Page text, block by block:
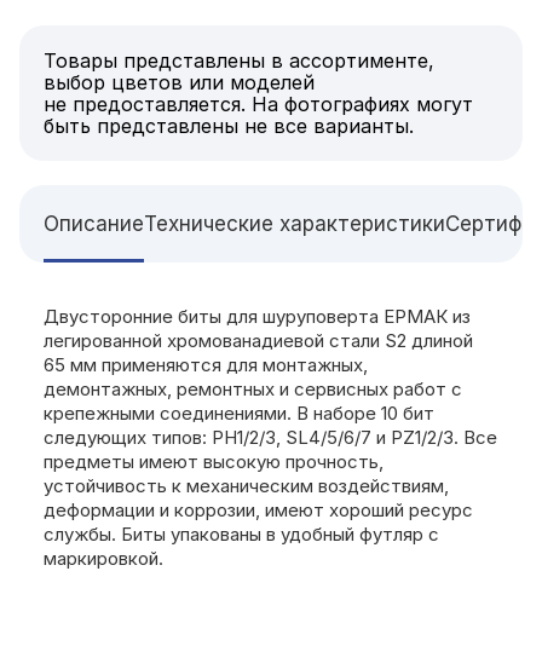
Товары представлены в ассортименте,
выбор цветов или моделей
не предоставляется. На фотографиях могут
быть представлены не все варианты.
ОписаниеТехнические характеристики
Двусторонние биты для шуруповерта ЕРМАК из
легированной хромованадиевой стали S2 длиной
65 мм применяются для монтажных,
демонтажных, ремонтных и сервисных работ с
крепежными соединениями. В наборе 10 бит
следующих типов: PH1/2/3, SL4/5/6/7 и PZ1/2/3. Все
предметы имеют высокую прочность,
устойчивость к механическим воздействиям,
деформации и коррозии, имеют хороший ресурс
службы. Биты упакованы в удобный футляр с
маркировкой.